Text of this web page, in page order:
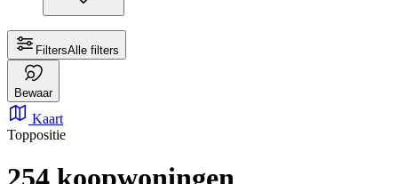
FiltersAlle filters
Bewaar
Kaart
Toppositie